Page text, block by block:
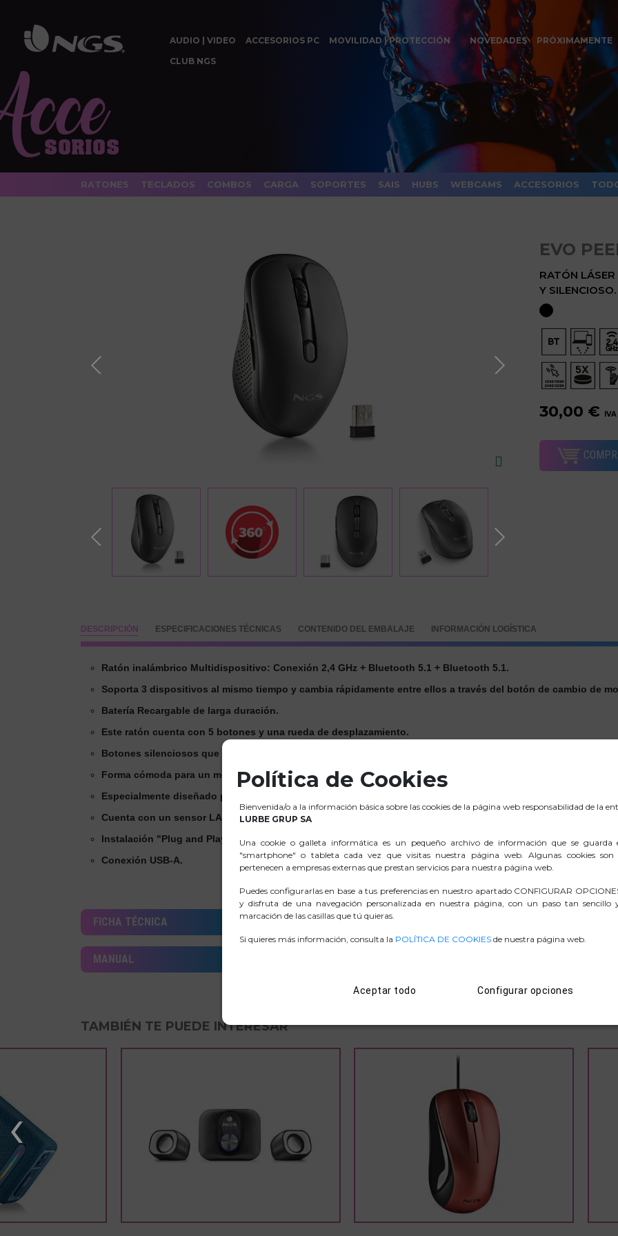
AUDIO | VIDEO ACCESORIOS PC MOVILIDAD | PROTECCIÓN NOVEDADES
PRÓXIMAMENTE
CLUB NGS
RATONES TECLADOS COMBOS CARGA SOPORTES SAIS HUBS WEBCAMS ACCESORIOS
EVO
RATÓN
Y
30,00 €
DESCRIPCIÓN ESPECIFICACIONES TÉCNICAS CONTENIDO DEL EMBALAJE INFORMACIÓN LOGÍSTICA
Ratón inalámbrico Multidispositivo: Conexión 2,4 GHz + Bluetooth 5.1 + Bluetooth 5.1.
Soporta 3 dispositivos al mismo tiempo y cambia rápidamente entre ellos a través del botón de cambio de
Batería Recargable de larga duración.
Este ratón cuenta con 5 botones y una rueda de desplazamiento.
Botones silenciosos que reducen los sonidos de clic de tecla al menos un 95 %.
Forma cómoda para un mejor manejo.
Especialmente diseñado para diestros.
Cuenta con un sensor LASER de alto rendimiento, DPI totalmente ajustable: 1200/1600/2400/3200.
Instalación "Plug and Play".
Conexión USB-A.
FICHA TÉCNICA .ZIP FOTOGRAFIAS
MANUAL
TAMBIÉN TE PUEDE INTERESAR
‹
Política de Cookies
Bienvenida/o a la información básica sobre las cookies de la página web responsabilidad de la
LURBE GRUP SA
Una cookie o galleta informática es un pequeño archivo de información que se guarda
"smartphone" o tableta cada vez que visitas nuestra página web. Algunas cookies
pertenecen a empresas externas que prestan servicios para nuestra página web.
Puedes configurarlas en base a tus preferencias en nuestro apartado CONFIGURAR
y disfruta de una navegación personalizada en nuestra página, con un paso tan sencillo
marcación de las casillas que tú quieras.
Si quieres más información, consulta la POLÍTICA DE COOKIES de nuestra página web.
Aceptar todo Configurar opciones